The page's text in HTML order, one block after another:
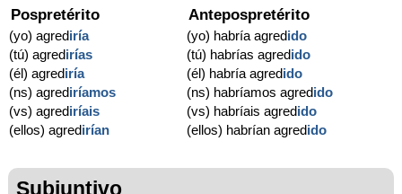
Pospretérito
(yo) agrediría
(tú) agredirías
(él) agrediría
(ns) agrediríamos
(vs) agrediríais
(ellos) agredirían
Antepospretérito
(yo) habría agredido
(tú) habrías agredido
(él) habría agredido
(ns) habríamos agredido
(vs) habríais agredido
(ellos) habrían agredido
Subjuntivo